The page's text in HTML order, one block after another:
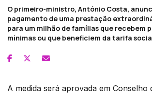
O primeiro-ministro, António Costa,
pagamento de uma prestação
para um milhão de famílias que recebem
mínimas ou que beneficiem da tarifa
A medida será aprovada em Conselho